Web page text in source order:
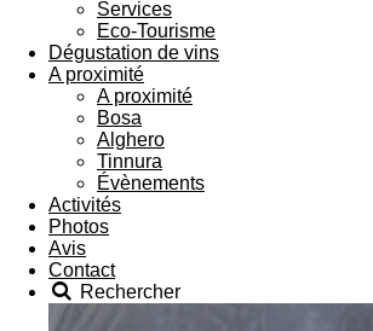
Services
Eco-Tourisme
Dégustation de vins
A proximité
A proximité
Bosa
Alghero
Tinnura
Évènements
Activités
Photos
Avis
Contact
Rechercher